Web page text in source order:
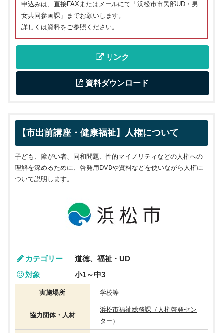
申込みは、直接FAXまたはメールにて「浜松市市民部UD・男
女共同参画課」までお願いします。
詳しくは資料をご参照ください。
リンク
資料ダウンロード
【市出前講座・健康福祉】人権について
子ども、障がい者、同和問題、性的マイノリティなどの人権への
理解を深めるために、啓発用DVDや資料などを使いながら人権に
ついて説明します。
カテゴリー
道徳、福祉・UD
対象
小1～中3
実施場所 学校等
協力団体・人材
浜松市福祉総務課（人権啓発セン
ター）